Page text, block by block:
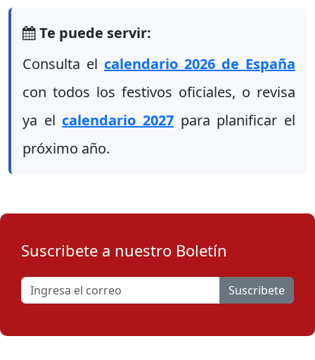
Te puede servir:
Consulta el calendario 2026 de España
con todos los festivos oficiales, o revisa
ya el calendario 2027 para planificar el
próximo año.
Suscribete a nuestro Boletín
Suscribete